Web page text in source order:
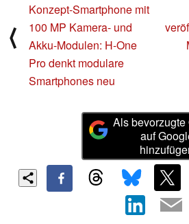
⟨
Konzept-Smartphone mit
100 MP Kamera- und
Akku-Modulen: H-One
Pro denkt modulare
Smartphones neu
Als
auf